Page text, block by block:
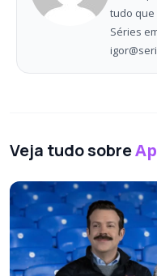
tudo que
Séries
Veja tudo sobre